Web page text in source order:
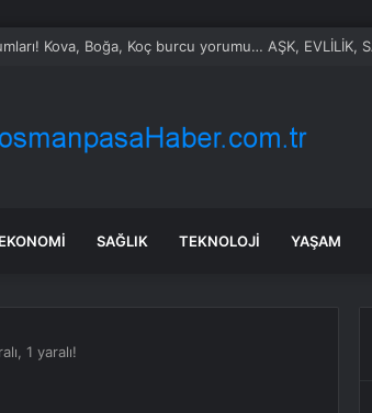
Elektrikli Araç Vergi Gelirini Kuruttu
EKONOMI SAĞLIK TEKNOLOJI YAŞAM
1 yaralı!